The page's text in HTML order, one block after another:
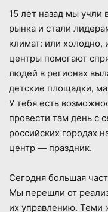
15 лет назад мы учли
рынка и стали
климат: или
центры помогают
людей в регионах
детские площадки,
У тебя есть
провести там день с
российских городах
центр — праздник.
Сегодня большая
Мы перешли от
их управлению. Теми